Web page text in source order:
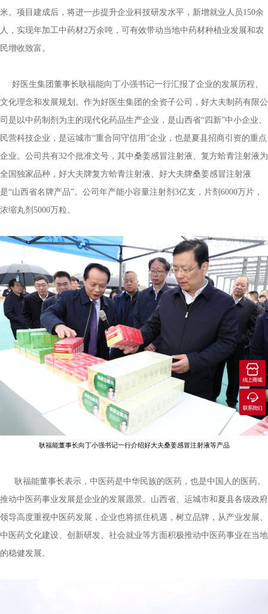
米。项目建成后，将进一步提升企业科技研发水平，新增就业人员150余
人，实现年加工中药材2万余吨，可有效带动当地中药材种植业发展和农
民增收致富。
好医生集团董事长耿福能向丁小强书记一行汇报了企业的发展历程、
文化理念和发展规划。作为好医生集团的全资子公司，好大夫制药有限公
司是以中药制剂为主的现代化药品生产企业，是山西省“四新”中小企业、
民营科技企业，是运城市“重合同守信用”企业，也是夏县招商引资的重点
企业。公司共有32个批准文号，其中桑姜感冒注射液、复方蛤青注射液为
全国独家品种，好大夫牌复方蛤青注射液、好大夫牌桑姜感冒注射液
是“山西省名牌产品”。公司年产能小容量注射剂3亿支，片剂6000万片，
浓缩丸剂5000万粒。
耿福能董事长向丁小强书记一行介绍好大夫桑姜感冒注射液等产品
耿福能董事长表示，中医药是中华民族的医药，也是中国人的医药。
推动中医药事业发展是企业的发展愿景。山西省、运城市和夏县各级政府
领导高度重视中医药发展，企业也将抓住机遇，树立品牌，从产业发展、
中医药文化建设、创新研发、社会就业等方面积极推动中医药事业在当地
的稳健发展。

线上商城

联系我们